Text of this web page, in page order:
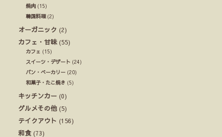
焼肉 (15)
韓国料理(2)
オーガニック (2)
カフェ・甘味(55)
カフェ (15)
スイーツ・デザート (24)
パン・ベーカリー (20)
和菓子・たこ焼き (5)
キッチンカー (0)
グルメその他 (5)
テイクアウト (156)
和食 (73)